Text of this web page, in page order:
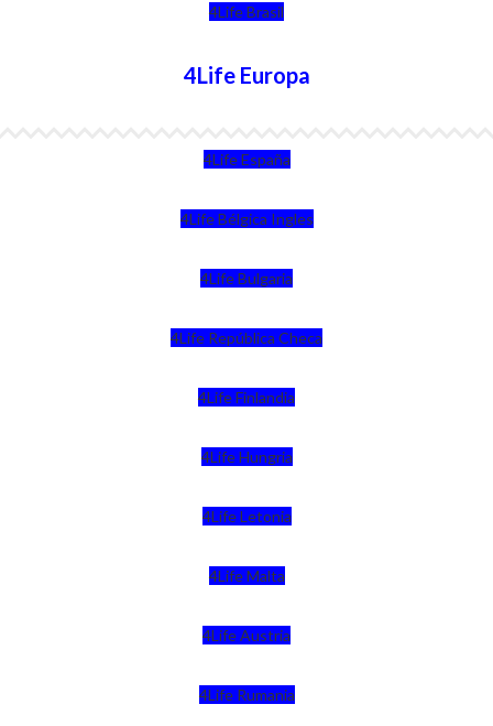
4Life Brasil
4Life Europa
4Life España
4Life Bélgica Ingles
4Life Bulgaria
4Life República Checa
4Life Finlandia
4Life Hungria
4Life Letonia
4Life Malta
4Life Austria
4Life Rumania